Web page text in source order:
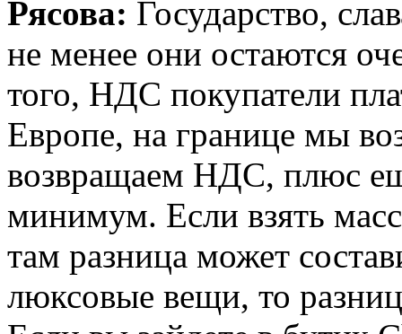
Рясова: Государство,
не менее они остаются
того, НДС покупатели
Европе, на границе мы
возвращаем НДС, плюс
минимум. Если взять
там разница может
люксовые вещи, то